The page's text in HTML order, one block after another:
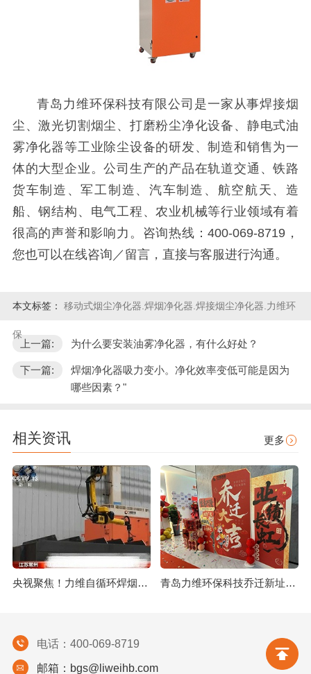
青岛力维环保科技有限公司是一家从事焊接烟
尘、激光切割烟尘、打磨粉尘净化设备、静电式油
雾净化器等工业除尘设备的研发、制造和销售为一
体的大型企业。公司生产的产品在轨道交通、铁路
货车制造、军工制造、汽车制造、航空航天、造
船、钢结构、电气工程、农业机械等行业领域有着
很高的声誉和影响力。咨询热线：400-069-8719，
您也可以在线咨询／留言，直接与客服进行沟通。
本文标签： 移动式烟尘净化器.焊烟净化器.焊接烟尘净化器.力维环
保
上一篇: 为什么要安装油雾净化器，有什么好处？
下一篇:
焊烟净化器吸力变小。净化效率变低可能是因为
哪些因素？"
相关资讯 更多
央视聚焦！力维自循环焊烟净化器助力变压器巨头打造绿色智造新标杆 青岛力维环保科技乔迁新址：启航绿色发展新征程
电话：400-069-8719
邮箱：bgs@liweihb.com